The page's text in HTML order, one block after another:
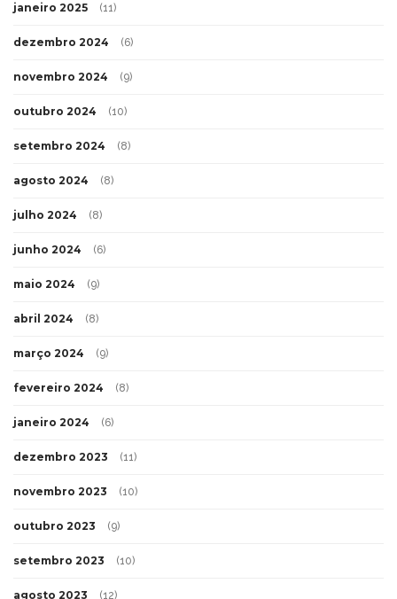
janeiro 2025 (11)
dezembro 2024 (6)
novembro 2024 (9)
outubro 2024 (10)
setembro 2024 (8)
agosto 2024 (8)
julho 2024 (8)
junho 2024 (6)
maio 2024 (9)
abril 2024 (8)
março 2024 (9)
fevereiro 2024 (8)
janeiro 2024 (6)
dezembro 2023 (11)
novembro 2023 (10)
outubro 2023 (9)
setembro 2023 (10)
agosto 2023 (12)